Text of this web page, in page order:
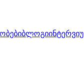
ბლოგიინტერვიუ